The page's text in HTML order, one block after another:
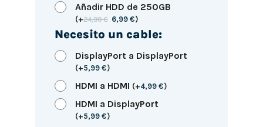
Añadir HDD de 250GB
(+24,99€ 6,99€)
Necesito un cable:
DisplayPort a DisplayPort
(+5,99 €)
HDMI a HDMI (+4,99 €)
HDMI a DisplayPort
(+5,99 €)